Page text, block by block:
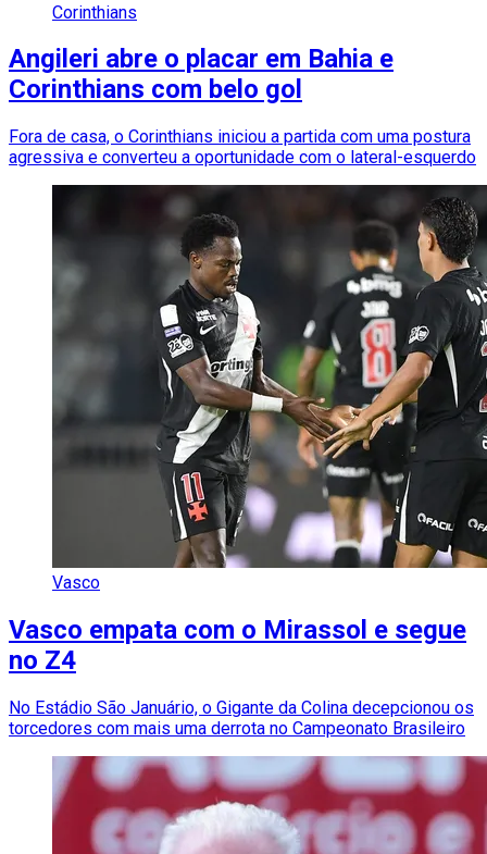
Corinthians
Angileri abre o placar em Bahia e
Corinthians com belo gol
Fora de casa, o Corinthians iniciou a partida com uma postura
agressiva e converteu a oportunidade com o lateral-esquerdo
Vasco
Vasco empata com o Mirassol e segue
no Z4
No Estádio São Januário, o Gigante da Colina decepcionou os
torcedores com mais uma derrota no Campeonato Brasileiro